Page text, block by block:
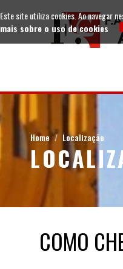
Home Localização
COMO
Este site utiliza cookies. Ao navegar
mais sobre o uso de cookies